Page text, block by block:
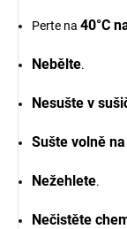
Perte na 40°C
Nebělte.
Nesušte v
Sušte volně
Nežehlete.
Nečistěte